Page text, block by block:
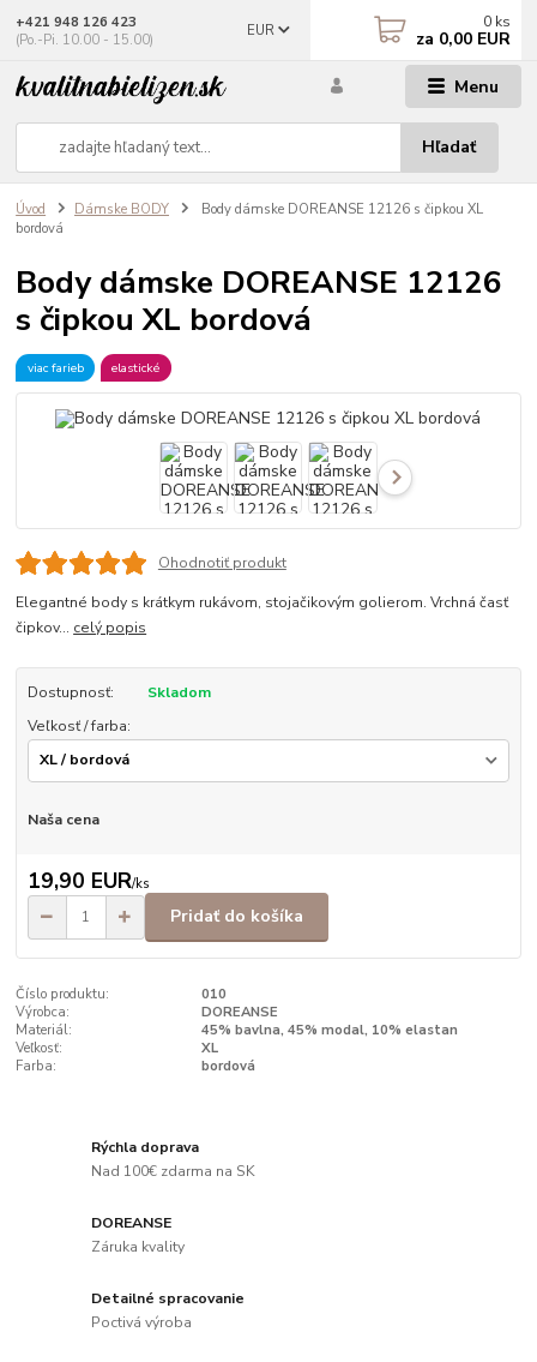
Menu
EUR
Hľadať
+421 948 126 423
(Po.-Pi. 10.00 - 15.00)
0 ks
za 0,00 EUR
Úvod Dámske BODY
Body dámske DOREANSE 12126 s čipkou XL
bordová
Body dámske DOREANSE 12126
s čipkou XL bordová
viac farieb elastické
Ohodnotiť produkt
Elegantné body s krátkym rukávom, stojačikovým golierom. Vrchná časť
čipkov... celý popis
Dostupnosť:
Skladom
Veľkosť / farba:
Naša cena
19,90 EUR/ks
Pridať do košíka
Číslo produktu:
010
Výrobca:
DOREANSE
Materiál:
45% bavlna, 45% modal, 10% elastan
Veľkosť:
XL
Farba:
bordová
Rýchla doprava
Nad 100€ zdarma na SK
DOREANSE
Záruka kvality
Detailné spracovanie
Poctivá výroba